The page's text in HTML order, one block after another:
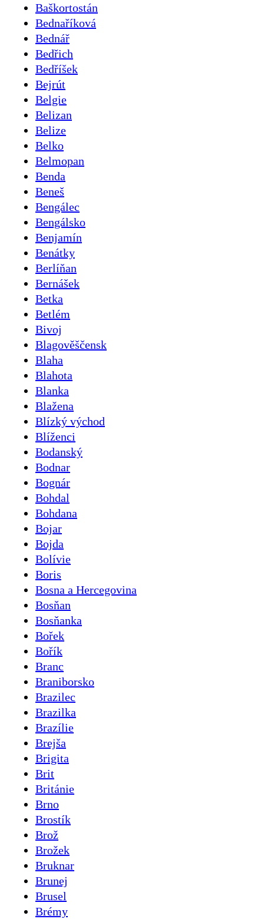
Baškortostán
Bednaříková
Bednář
Bedřich
Bedříšek
Bejrút
Belgie
Belizan
Belize
Belko
Belmopan
Benda
Beneš
Bengálec
Bengálsko
Benjamín
Benátky
Berlíňan
Bernášek
Betka
Betlém
Bivoj
Blagověščensk
Blaha
Blahota
Blanka
Blažena
Blízký východ
Blíženci
Bodanský
Bodnar
Bognár
Bohdal
Bohdana
Bojar
Bojda
Bolívie
Boris
Bosna a Hercegovina
Bosňan
Bosňanka
Bořek
Bořík
Branc
Braniborsko
Brazilec
Brazilka
Brazílie
Brejša
Brigita
Brit
Británie
Brno
Brostík
Brož
Brožek
Bruknar
Brunej
Brusel
Brémy